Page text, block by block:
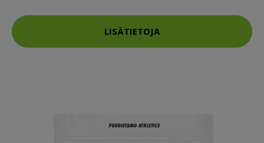
LISÄTIETOJA